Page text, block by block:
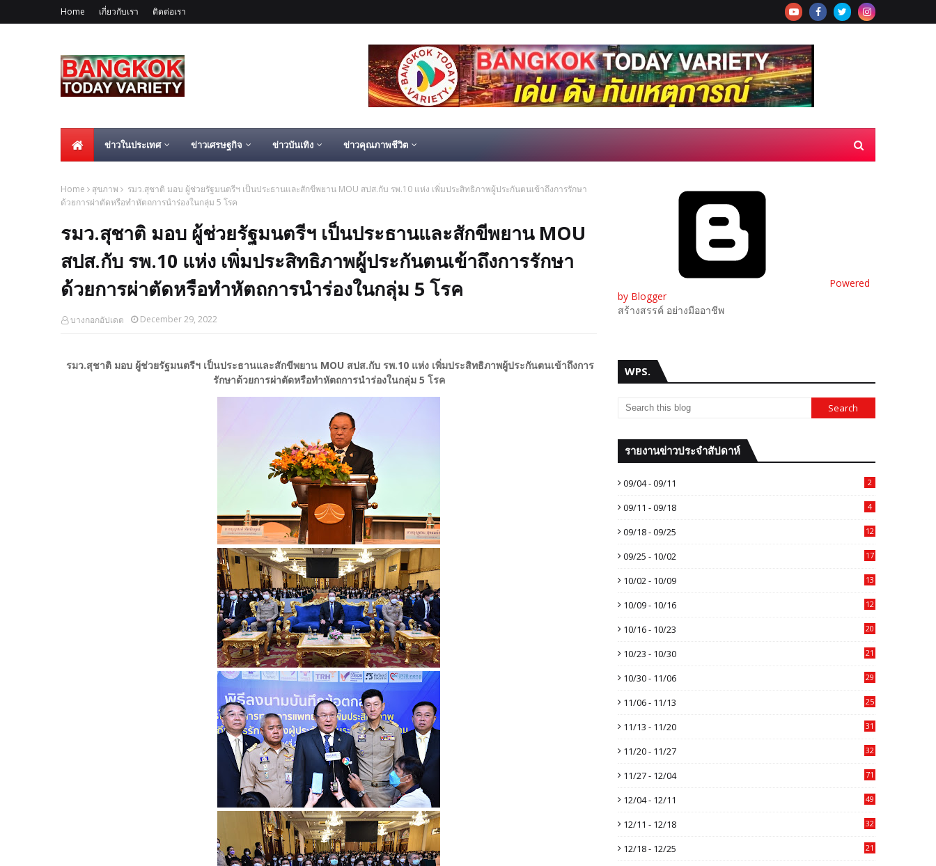
Home เกี่ยวกับเรา ติดต่อเรา
ข่าวในประเทศ ข่าวเศรษฐกิจ ข่าวบันเทิง ข่าวคุณภาพชีวิต
Home สุขภาพ
รมว.สุชาติ มอบ ผู้ช่วยรัฐมนตรีฯ เป็นประธานและสักขีพยาน MOU สปส.กับ รพ.10 แห่ง เพิ่มประสิทธิภาพผู้ประกันตนเข้าถึงการรักษา
ด้วยการผ่าตัดหรือทำหัตถการนำร่องในกลุ่ม 5 โรค
รมว.สุชาติ มอบ ผู้ช่วยรัฐมนตรีฯ เป็นประธานและสักขีพยาน MOU
สปส.กับ รพ.10 แห่ง เพิ่มประสิทธิภาพผู้ประกันตนเข้าถึงการรักษา
ด้วยการผ่าตัดหรือทำหัตถการนำร่องในกลุ่ม 5 โรค
บางกอกอัปเดต December 29, 2022
รมว.สุชาติ มอบ ผู้ช่วยรัฐมนตรีฯ เป็นประธานและสักขีพยาน MOU สปส.กับ รพ.10 แห่ง เพิ่มประสิทธิภาพผู้ประกันตนเข้าถึงการ
รักษาด้วยการผ่าตัดหรือทำหัตถการนำร่องในกลุ่ม 5 โรค
Powered
by Blogger
สร้างสรรค์ อย่างมืออาชีพ
WPS.
รายงานข่าวประจำสัปดาห์
09/04 - 09/11 2
09/11 - 09/18 4
09/18 - 09/25 12
09/25 - 10/02 17
10/02 - 10/09 13
10/09 - 10/16 12
10/16 - 10/23 20
10/23 - 10/30 21
10/30 - 11/06 29
11/06 - 11/13 25
11/13 - 11/20 31
11/20 - 11/27 32
11/27 - 12/04 71
12/04 - 12/11 49
12/11 - 12/18 32
12/18 - 12/25 21